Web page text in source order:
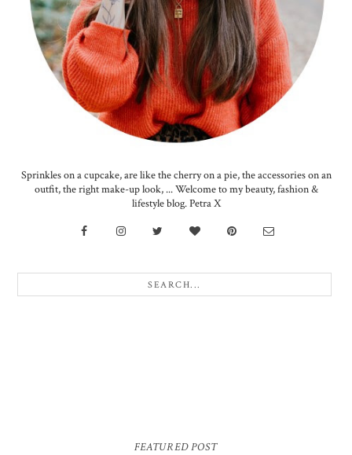
Sprinkles on a cupcake, are like the cherry on a pie, the accessories on an
outfit, the right make-up look, ... Welcome to my beauty, fashion &
lifestyle blog. Petra X
FEATURED POST